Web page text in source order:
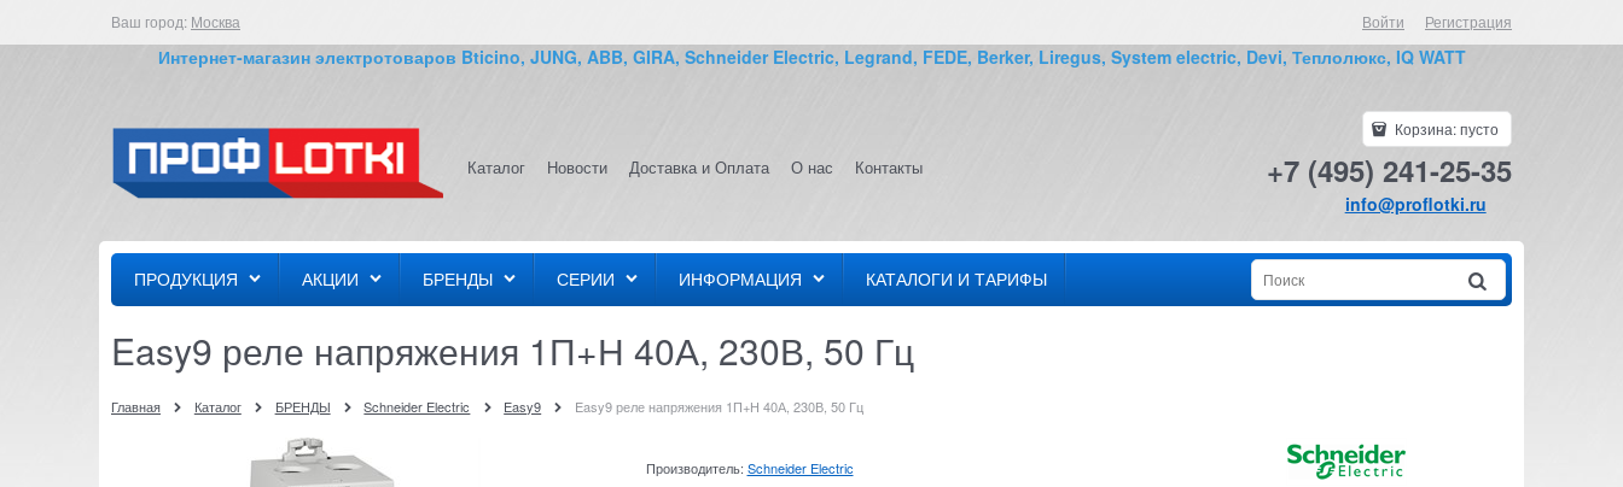
Ваш город: Москва Войти Регистрация
Интернет-магазин электротоваров Bticino, JUNG, ABB, GIRA, Schneider Electric, Legrand, FEDE, Berker, Liregus, System electric, Devi, Теплолюкс, IQ WATT
Каталог Новости Доставка и Оплата О нас Контакты
Корзина:пусто
+7 (495) 241-25-35
info@proflotki.ru
ПРОДУКЦИЯ АКЦИИ БРЕНДЫ СЕРИИ ИНФОРМАЦИЯ КАТАЛОГИ И ТАРИФЫ
Easy9 реле напряжения 1П+Н 40А, 230В, 50 Гц
Главная Каталог БРЕНДЫ Schneider Electric Easy9 Easy9 реле напряжения 1П+Н 40А, 230В, 50 Гц
Производитель: Schneider Electric